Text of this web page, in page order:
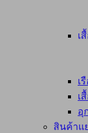
เ
เ
เ
อุ
สินค้าแ